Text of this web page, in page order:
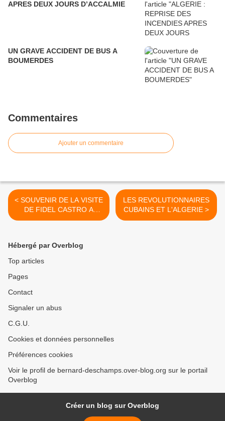
APRES DEUX JOURS D’ACCALMIE
UN GRAVE ACCIDENT DE BUS A
BOUMERDES
Commentaires
Ajouter un commentaire
< SOUVENIR DE LA VISITE
DE FIDEL CASTRO A
ALGER
LES REVOLUTIONNAIRES
CUBAINS ET L'ALGERIE >
Hébergé par Overblog
Top articles
Pages
Contact
Signaler un abus
C.G.U.
Cookies et données personnelles
Préférences cookies
Voir le profil de bernard-deschamps.over-blog.org sur le portail
Overblog
Créer un blog sur Overblog